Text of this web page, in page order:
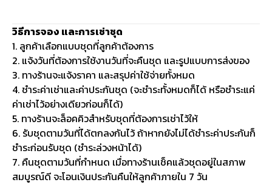
วิธีการจอง และการเช่าชุด
1. ลูกค้าเลือกแบบชุดที่ลูกค้าต้องการ
2. แจ้งวันที่ต้องการใช้งานวันที่จะคืนชุด และรูปแบบการส่งของ
3. ทางร้านจะแจ้งราคา และสรุปค่าใช้จ่ายทั้งหมด
4. ชำระค่าเช่าและค่าประกันชุด (จะชำระทั้งหมดก็ได้ หรือชำระแค่
ค่าเช่าไว้อย่างเดียวก่อนก็ได้)
5. ทางร้านจะล็อคคิวสำหรับชุดที่ต้องการเช่าไว้ให้
6. รับชุดตามวันที่ได้ตกลงกันไว้ ถ้าหากยังไม่ได้ชำระค่าประกันก็
ชำระก่อนรับชุด (ชำระล่วงหน้าได้)
7. คืนชุดตามวันที่กำหนด เมื่อทางร้านเช็คแล้วชุดอยู่ในสภาพ
สมบูรณ์ดี จะโอนเงินประกันคืนให้ลูกค้าภายใน 7 วัน